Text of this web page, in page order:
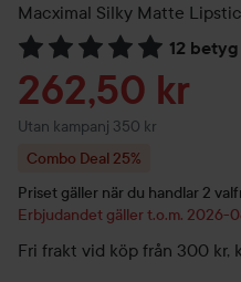
Macximal Silky Matte
12 betyg
Hoppa till Betyg &
Reapris
262,50 kr
Utan kampanj 350 kr
Combo Deal 25%
Priset gäller när du handlar 2
Erbjudandet gäller t.o.m. 2026-
Fri frakt vid köp från 300 kr,